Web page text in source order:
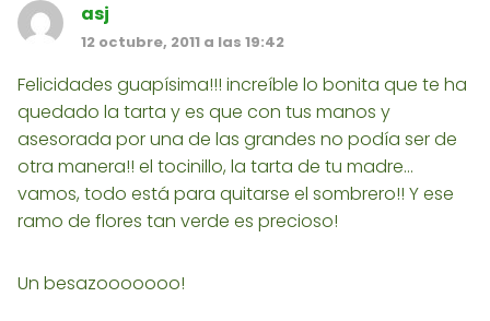
asj
12 octubre, 2011 a las 19:42
Felicidades guapísima!!! increíble lo bonita que te ha
quedado la tarta y es que con tus manos y
asesorada por una de las grandes no podía ser de
otra manera!! el tocinillo, la tarta de tu madre...
vamos, todo está para quitarse el sombrero!! Y ese
ramo de flores tan verde es precioso!
Un besazooooooo!